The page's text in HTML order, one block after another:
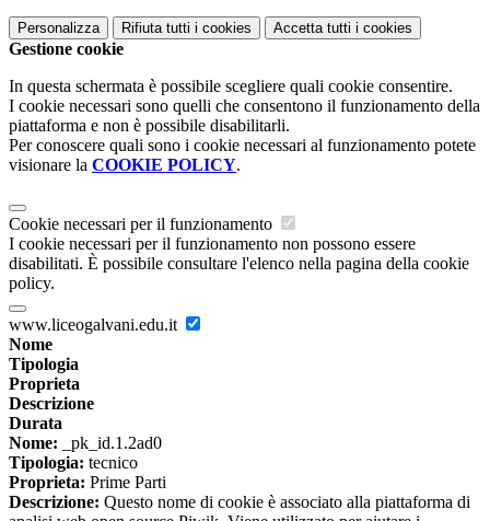
Personalizza Rifiuta tutti i cookies Accetta tutti i cookies
Gestione cookie
In questa schermata è possibile scegliere quali cookie consentire.
I cookie necessari sono quelli che consentono il funzionamento della
piattaforma e non è possibile disabilitarli.
Per conoscere quali sono i cookie necessari al funzionamento potete
visionare la COOKIE POLICY.
Cookie necessari per il funzionamento
I cookie necessari per il funzionamento non possono essere
disabilitati. È possibile consultare l'elenco nella pagina della cookie
policy.
www.liceogalvani.edu.it
Nome
Tipologia
Proprieta
Descrizione
Durata
Nome: _pk_id.1.2ad0
Tipologia: tecnico
Proprieta: Prime Parti
Descrizione: Questo nome di cookie è associato alla piattaforma di